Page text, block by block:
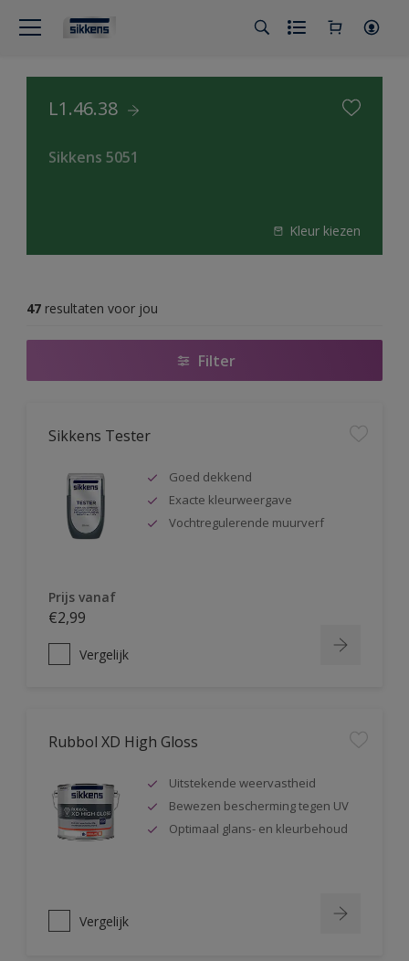
L1.46.38
Sikkens 5051
Kleur kiezen
47 resultaten voor jou
Filter
Sikkens Tester
Goed dekkend
Exacte kleurweergave
Vochtregulerende muurverf
Prijs vanaf
€2,99
Vergelijk
Rubbol XD High Gloss
Uitstekende weervastheid
Bewezen bescherming tegen UV
Optimaal glans- en kleurbehoud
Vergelijk